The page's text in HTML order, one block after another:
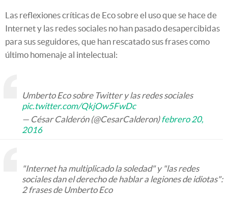
Las reflexiones críticas de Eco sobre el uso que se hace de
Internet y las redes sociales no han pasado desapercibidas
para sus seguidores, que han rescatado sus frases como
último homenaje al intelectual:
Umberto Eco sobre Twitter y las redes sociales
pic.twitter.com/QkjOw5FwDc
— César Calderón (@CesarCalderon) febrero 20,
2016
"Internet ha multiplicado la soledad" y "las redes
sociales dan el derecho de hablar a legiones de idiotas":
2 frases de Umberto Eco